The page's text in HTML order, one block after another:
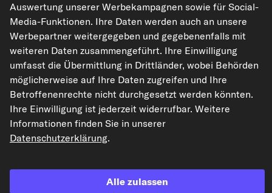
nicht vervielfältigt werden. Die Vervielfältigung und Verbreitung der Daten und
der Datenbank ohne vorherige Einwilligung von TecAlliance und/oder die
Einbeziehung Dritter in solche Aktivitäten ist streng verboten. Jegliche
unautorisierte Nutzung von Inhalten stellt eine Verletzung des Urheberrechts
dar und kann rechtliche Schritte nach sich ziehen.
Vertrag widerrufen
© 2026 kfzteile24 GmbH - Alle Rechte vorbehalten.
Auswertung unserer Werbekampagnen sowie für Social-
Media-Funktionen. Ihre Daten werden auch an unsere
Werbepartner weitergegeben und gegebenenfalls mit
weiteren Daten zusammengeführt. Ihre Einwilligung
umfasst die Übermittlung in Drittländer, wobei Behörden
möglicherweise auf Ihre Daten zugreifen und Ihre
Betroffenenrechte nicht durchgesetzt werden könnten.
Ihre Einwilligung ist jederzeit widerrufbar. Weitere
Informationen finden Sie in unserer
Datenschutzerklärung.
Alle zulassen